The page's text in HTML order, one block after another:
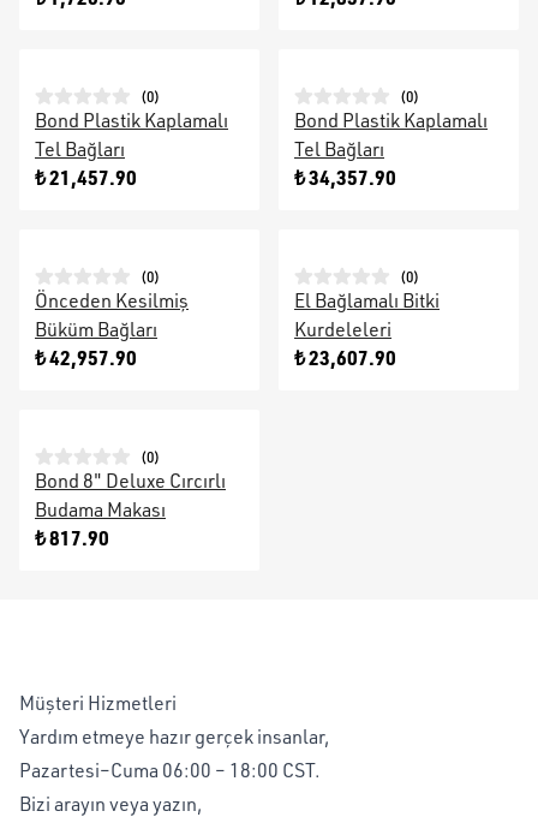
(0)
Bond Plastik Kaplamalı
Tel Bağları
₺ 21,457.90
(0)
Bond Plastik Kaplamalı
Tel Bağları
₺ 34,357.90
(0)
Önceden Kesilmiş
Büküm Bağları
₺ 42,957.90
(0)
El Bağlamalı Bitki
Kurdeleleri
₺ 23,607.90
(0)
Bond 8" Deluxe Cırcırlı
Budama Makası
₺ 817.90
Müşteri Hizmetleri
Yardım etmeye hazır gerçek insanlar,
Pazartesi–Cuma 06:00 – 18:00 CST.
Bizi arayın veya yazın,